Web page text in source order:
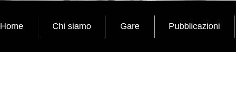
Home Chi siamo Gare Pubblicazioni